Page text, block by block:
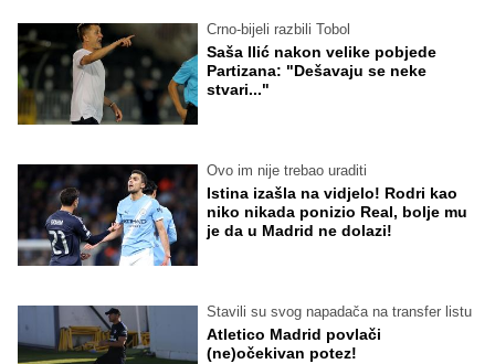
Crno-bijeli razbili Tobol
Saša Ilić nakon velike pobjede
Partizana: "Dešavaju se neke
stvari..."
Ovo im nije trebao uraditi
Istina izašla na vidjelo! Rodri kao
niko nikada ponizio Real, bolje mu
je da u Madrid ne dolazi!
Stavili su svog napadača na transfer listu
Atletico Madrid povlači
(ne)očekivan potez!